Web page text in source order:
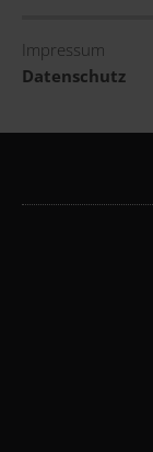
Impressum
Datenschutz